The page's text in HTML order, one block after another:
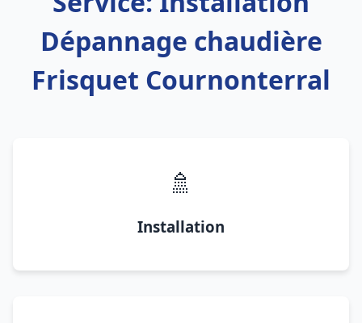
Dépannage chaudière
Frisquet Cournonterral
🚿
Installation